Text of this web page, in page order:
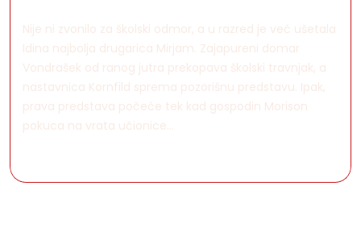
Nije ni zvonilo za školski odmor, a u razred je već ušetala
Idina najbolja drugarica Mirjam. Zajapureni domar
Vondrašek od ranog jutra prekopava školski travnjak, a
nastavnica Kornfild sprema pozorišnu predstavu. Ipak,
prava predstava počeće tek kad gospodin Morison
pokuca na vrata učionice…